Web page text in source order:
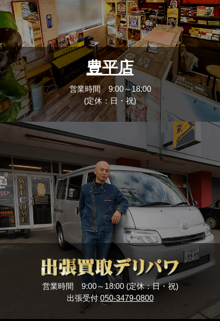
豊平店
営業時間 9:00～18:00
(定休：日・祝)
営業時間 9:00～18:00 (定休：日・祝)
出張受付050-3479-0800